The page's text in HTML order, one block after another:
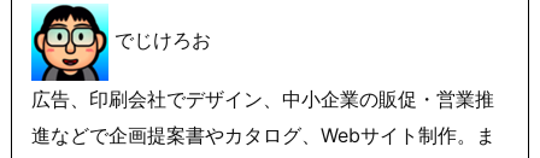
でじけろお
広告、印刷会社でデザイン、中小企業の販促・営業推
進などで企画提案書やカタログ、Webサイト制作。ま